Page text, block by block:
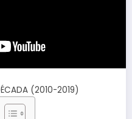
(2010-2019)